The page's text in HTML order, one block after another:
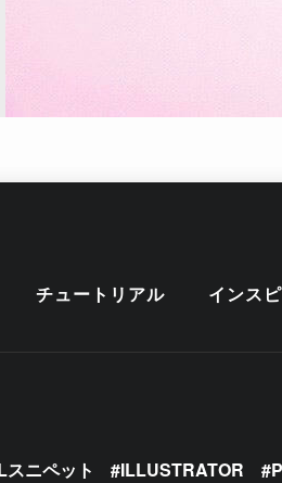
チュートリアル インス
スニペット ILLUSTRATOR